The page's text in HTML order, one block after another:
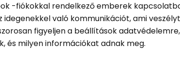
-fiókokkal rendelkező emberek
való kommunikációt, ami
figyeljen a beállítások
és milyen információkat adnak meg.